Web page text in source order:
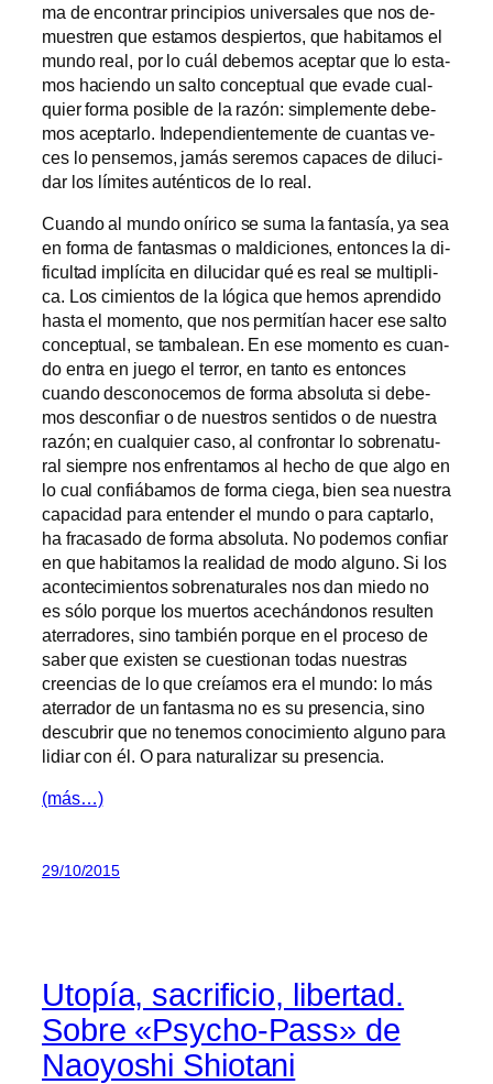
ma de en­con­trar prin­ci­pios uni­ver­sa­les que nos de­
mues­tren que es­ta­mos des­pier­tos, que ha­bi­ta­mos el
mun­do real, por lo cuál de­be­mos acep­tar que lo es­ta­
mos ha­cien­do un sal­to con­cep­tual que eva­de cual­
quier for­ma po­si­ble de la ra­zón: sim­ple­men­te de­be­
mos acep­tar­lo. Independientemente de cuan­tas ve­
ces lo pen­se­mos, ja­más se­re­mos ca­pa­ces de di­lu­ci­
dar los lí­mi­tes au­tén­ti­cos de lo real.
Cuando al mun­do oní­ri­co se su­ma la fan­ta­sía, ya sea
en for­ma de fan­tas­mas o mal­di­cio­nes, en­ton­ces la di­
fi­cul­tad im­plí­ci­ta en di­lu­ci­dar qué es real se mul­ti­pli­
ca. Los ci­mien­tos de la ló­gi­ca que he­mos apren­di­do
has­ta el mo­men­to, que nos per­mi­tían ha­cer ese sal­to
con­cep­tual, se tam­ba­lean. En ese mo­men­to es cuan­
do en­tra en jue­go el te­rror, en tan­to es en­ton­ces
cuan­do des­co­no­ce­mos de for­ma ab­so­lu­ta si de­be­
mos des­con­fiar o de nues­tros sen­ti­dos o de nues­tra
ra­zón; en cual­quier ca­so, al con­fron­tar lo so­bre­na­tu­
ral siem­pre nos en­fren­ta­mos al he­cho de que al­go en
lo cual con­fiá­ba­mos de for­ma cie­ga, bien sea nues­tra
ca­pa­ci­dad pa­ra en­ten­der el mun­do o pa­ra cap­tar­lo,
ha fra­ca­sa­do de for­ma ab­so­lu­ta. No po­de­mos con­fiar
en que ha­bi­ta­mos la reali­dad de mo­do al­guno. Si los
acon­te­ci­mien­tos so­bre­na­tu­ra­les nos dan mie­do no
es só­lo por­que los muer­tos ace­chán­do­nos re­sul­ten
ate­rra­do­res, sino tam­bién por­que en el pro­ce­so de
sa­ber que exis­ten se cues­tio­nan to­das nues­tras
creen­cias de lo que creía­mos era el mun­do: lo más
ate­rra­dor de un fan­tas­ma no es su pre­sen­cia, sino
des­cu­brir que no te­ne­mos co­no­ci­mien­to al­guno pa­ra
li­diar con él. O pa­ra na­tu­ra­li­zar su presencia.
(más…)
29/10/2015
Utopía, sacrificio, libertad.
Sobre «Psycho-Pass» de
Naoyoshi Shiotani